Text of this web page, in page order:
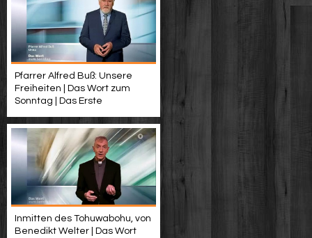
Pfarrer Alfred Buß: Unsere
Freiheiten | Das Wort zum
Sonntag | Das Erste
Inmitten des Tohuwabohu, von
Benedikt Welter | Das Wort